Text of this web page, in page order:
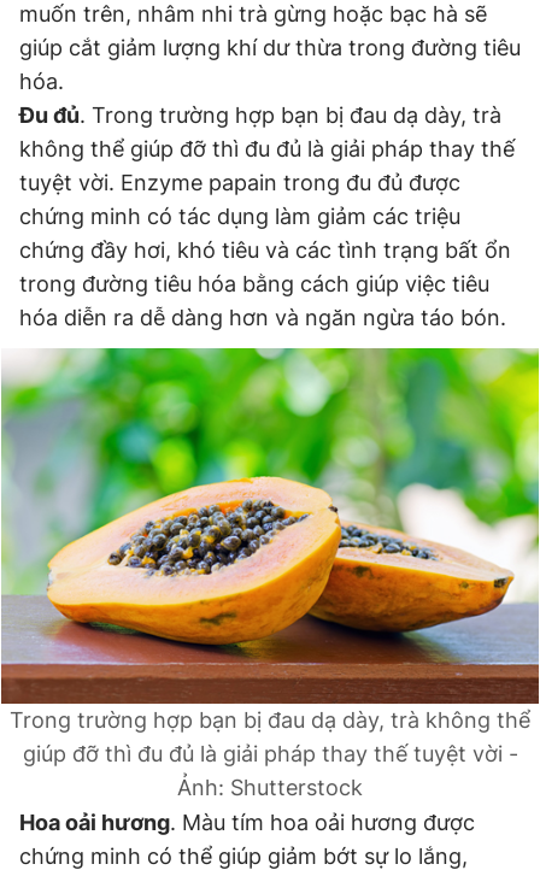
muốn trên, nhâm nhi trà gừng hoặc bạc hà sẽ
giúp cắt giảm lượng khí dư thừa trong đường tiêu
hóa.
Đu đủ. Trong trường hợp bạn bị đau dạ dày, trà
không thể giúp đỡ thì đu đủ là giải pháp thay thế
tuyệt vời. Enzyme papain trong đu đủ được
chứng minh có tác dụng làm giảm các triệu
chứng đầy hơi, khó tiêu và các tình trạng bất ổn
trong đường tiêu hóa bằng cách giúp việc tiêu
hóa diễn ra dễ dàng hơn và ngăn ngừa táo bón.
Trong trường hợp bạn bị đau dạ dày, trà không thể
giúp đỡ thì đu đủ là giải pháp thay thế tuyệt vời -
Ảnh: Shutterstock
Hoa oải hương. Màu tím hoa oải hương được
chứng minh có thể giúp giảm bớt sự lo lắng,